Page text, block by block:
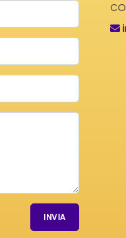
Sei un umano?
INVIA